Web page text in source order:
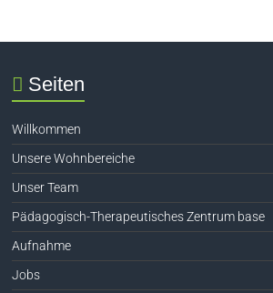
Seiten
Willkommen
Unsere Wohnbereiche
Unser Team
Pädagogisch-Therapeutisches Zentrum base
Aufnahme
Jobs